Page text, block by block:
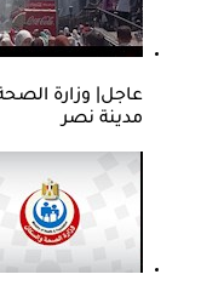
عاجل| وزارة
مدينة نصر